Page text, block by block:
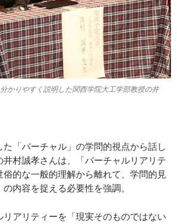
かりやすく説明した関西学院大工学部教授の井
「バーチャル」の学問的視点から話し
村誠孝さんは、「バーチャルリアリテ
俗的な一般的理解から離れて、学問的見
内容を捉える必要性を強調。
アリティーを「現実そのものではない